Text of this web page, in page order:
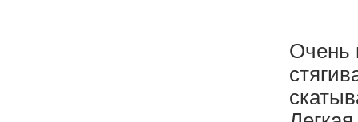
Очень